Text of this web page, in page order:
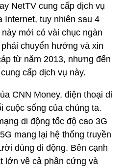
NetTV cung cấp dịch vụ
Internet, tuy nhiên sau 4
mới có vài chục ngàn
chuyển hướng và xin
từ năm 2013, nhưng đến
cấp dịch vụ này.
CNN Money, điện thoại di
cuộc sống của chúng ta.
di động tốc độ cao 3G
mang lại hệ thống truyền
dùng di động. Bên cạnh
lớn về cả phần cứng và